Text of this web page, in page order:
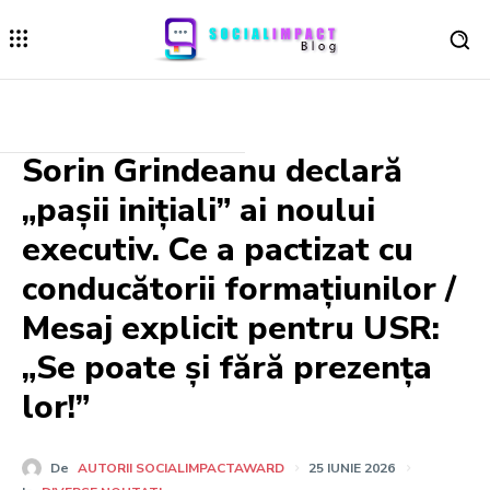
Sorin Grindeanu declară
„pașii inițiali” ai noului
executiv. Ce a pactizat cu
conducătorii formațiunilor /
Mesaj explicit pentru USR:
„Se poate și fără prezența
lor!”
De AUTORII SOCIALIMPACTAWARD
25 IUNIE 2026